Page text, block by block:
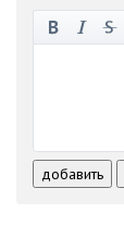
добавить